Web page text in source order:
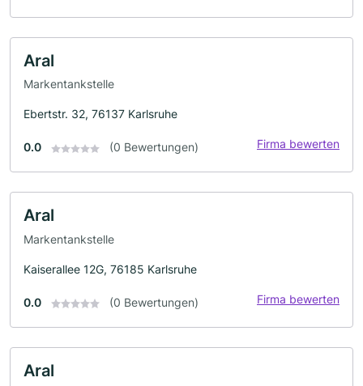
Aral
Markentankstelle
Ebertstr. 32, 76137 Karlsruhe
0.0 (0 Bewertungen) Firma bewerten
Aral
Markentankstelle
Kaiserallee 12G, 76185 Karlsruhe
0.0 (0 Bewertungen) Firma bewerten
Aral